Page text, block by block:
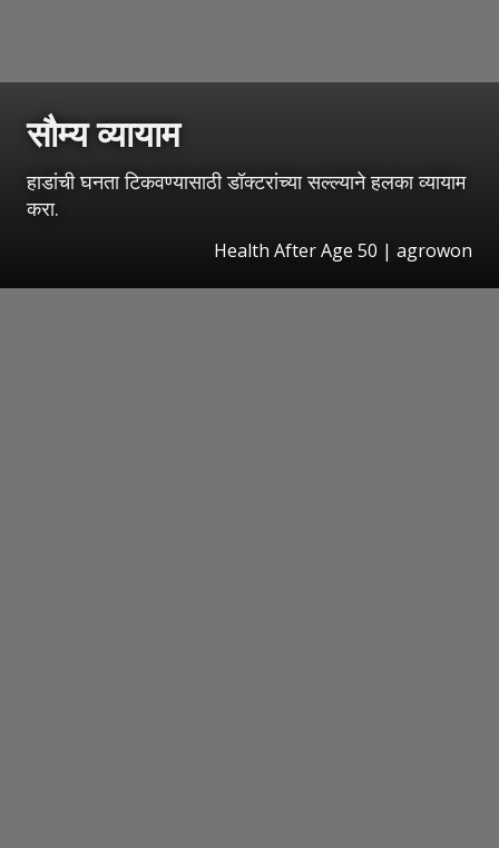
सौम्य व्यायाम
हाडांची घनता टिकवण्यासाठी डॉक्टरांच्या सल्ल्याने हलका व्यायाम
करा.
Health After Age 50 | agrowon